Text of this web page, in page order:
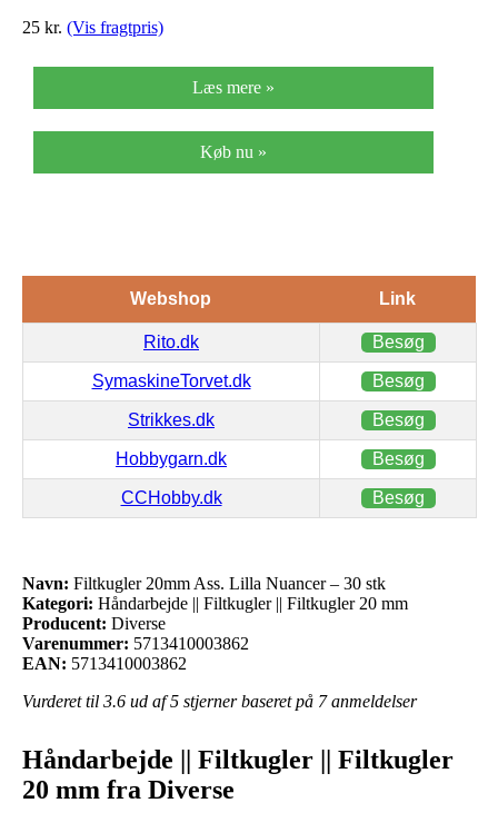
25 kr. (Vis fragtpris)
Læs mere »
Køb nu »
Webshop Link
Rito.dk Besøg
SymaskineTorvet.dk Besøg
Strikkes.dk Besøg
Hobbygarn.dk Besøg
CCHobby.dk Besøg
Navn: Filtkugler 20mm Ass. Lilla Nuancer – 30 stk
Kategori: Håndarbejde || Filtkugler || Filtkugler 20 mm
Producent: Diverse
Varenummer: 5713410003862
EAN: 5713410003862
Vurderet til 3.6 ud af 5 stjerner baseret på 7anmeldelser
Håndarbejde || Filtkugler || Filtkugler
20 mm fra Diverse